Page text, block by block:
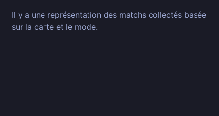
Il y a une représentation des matchs collectés basée
sur la carte et le mode.